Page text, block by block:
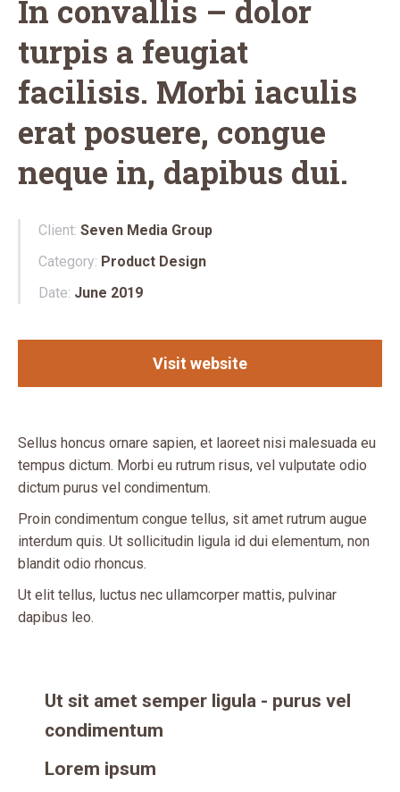
In convallis – dolor
turpis a feugiat
facilisis. Morbi iaculis
erat posuere, congue
neque in, dapibus dui.
Client: Seven Media Group
Category: Product Design
Date: June 2019
Visit website
Sellus honcus ornare sapien, et laoreet nisi malesuada eu
tempus dictum. Morbi eu rutrum risus, vel vulputate odio
dictum purus vel condimentum.
Proin condimentum congue tellus, sit amet rutrum augue
interdum quis. Ut sollicitudin ligula id dui elementum, non
blandit odio rhoncus.
Ut elit tellus, luctus nec ullamcorper mattis, pulvinar
dapibus leo.
Ut sit amet semper ligula - purus vel
condimentum
Lorem ipsum